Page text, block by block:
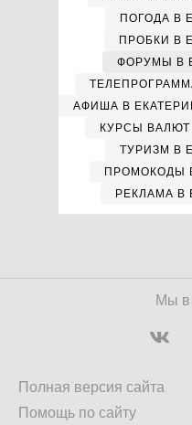
ПОГОДА В
ПРОБКИ В
ФОРУМЫ В
АФИША В
КУРСЫ ВАЛЮТ
ТУРИЗМ В
ПРОМОКОДЫ
РЕКЛАМА В
Мы в
Полная версия сайта
Помощь по сайту